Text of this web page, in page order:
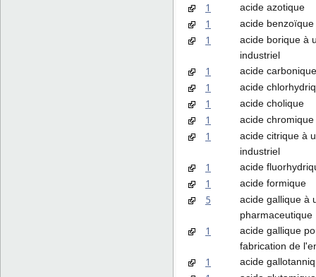
1 acide azotique
1 acide benzoïque
1
acide borique à
industriel
1 acide carbonique
1 acide
1 acide cholique
1 acide chromique
1
acide citrique à
industriel
1 acide
1 acide formique
5
acide gallique à
pharmaceutique
1
acide gallique
fabrication de
1 acide